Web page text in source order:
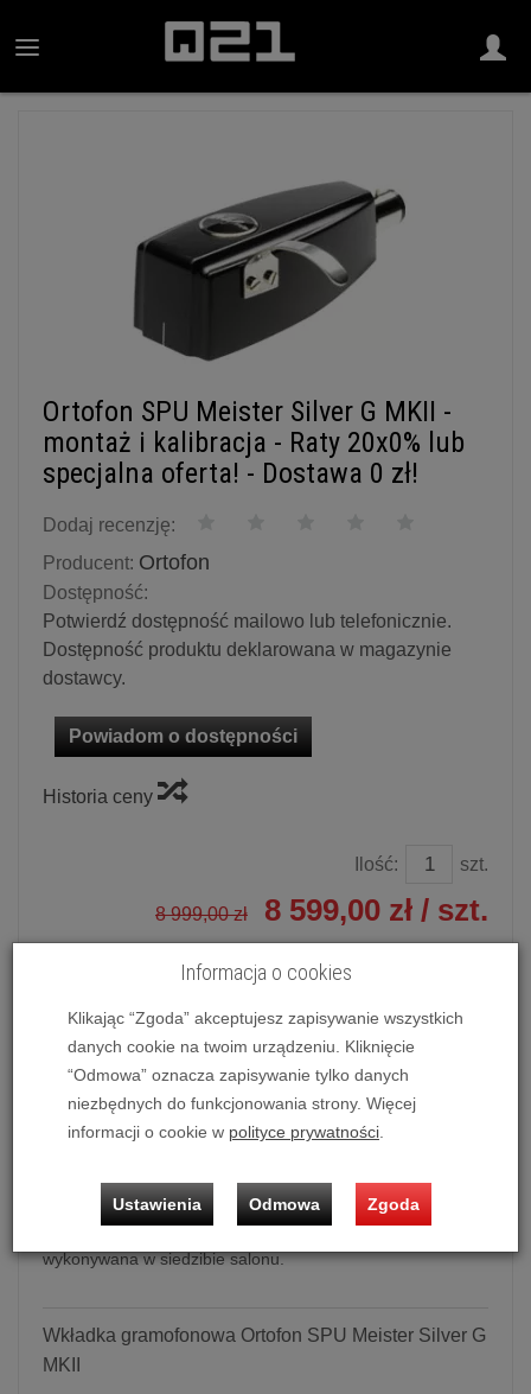
Ortofon SPU Meister Silver G MKII -
montaż i kalibracja - Raty 20x0% lub
specjalna oferta! - Dostawa 0 zł!
Dodaj recenzję:
Producent: Ortofon
Dostępność:
Potwierdź dostępność mailowo lub telefonicznie.
Dostępność produktu deklarowana w magazynie
dostawcy.
Powiadom o dostępności
Historia ceny
Ilość: szt.
8 999,00 zł 8 599,00 zł / szt.
dodaj do koszyka
Wkładka gramofonowa Ortofon SPU Meister Silver G MKII
Możliwość zakupu produktu w bezpłatnym systemie
Gwarantujemy fachowy montaż i kalibrację zakupionej
wykonywana w siedzibie salonu.
Wkładka gramofonowa Ortofon SPU Meister Silver G
MKII
Informacja o cookies
Klikając “Zgoda” akceptujesz zapisywanie wszystkich
danych cookie na twoim urządzeniu. Kliknięcie
“Odmowa” oznacza zapisywanie tylko danych
niezbędnych do funkcjonowania strony. Więcej
informacji o cookie w polityce prywatności
Ustawienia Odmowa Zgoda